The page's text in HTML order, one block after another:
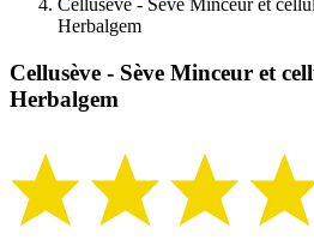
Cellusève - Sève Minceur et
Herbalgem
Cellusève - Sève Minceur et
Herbalgem